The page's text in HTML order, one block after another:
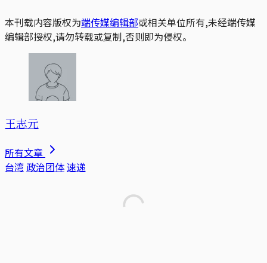
本刊载内容版权为端传媒编辑部或相关单位所有,未经端传媒
编辑部授权,请勿转载或复制,否则即为侵权。
王志元
所有文章
台湾 政治团体速递